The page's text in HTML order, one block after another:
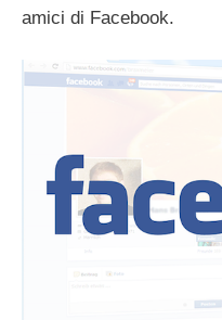
amici di Facebook.